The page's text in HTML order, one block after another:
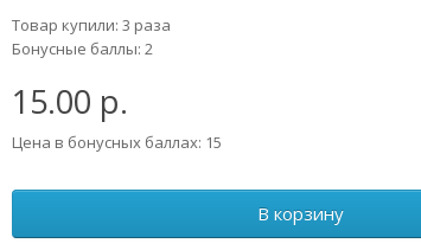
Товар купили: 3 раза
Бонусные баллы: 2
15.00 р.
Цена в бонусных баллах: 15
В корзину